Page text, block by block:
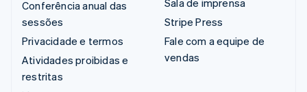
Conferência anual das
sessões
Privacidade e termos
Atividades proibidas e
restritas
Stripe Press
Fale com a equipe de
vendas